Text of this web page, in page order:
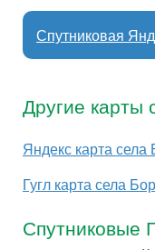
Спутниковая
Другие карты
Яндекс карта
Гугл карта села
Спутниковые